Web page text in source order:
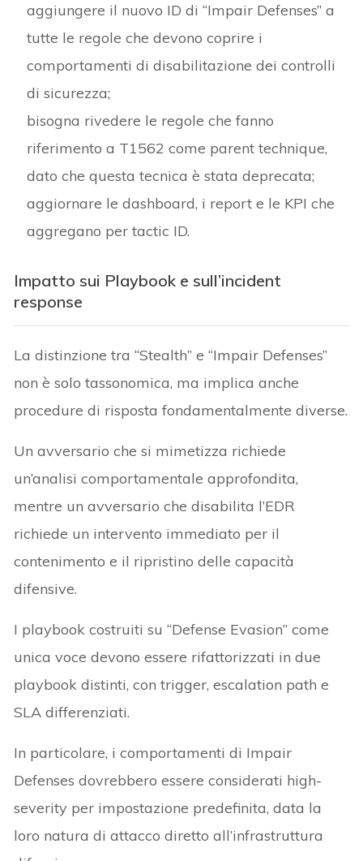
aggiungere il nuovo ID di “Impair Defenses” a
tutte le regole che devono coprire i
comportamenti di disabilitazione dei controlli
di sicurezza;
bisogna rivedere le regole che fanno
riferimento a T1562 come parent technique,
dato che questa tecnica è stata deprecata;
aggiornare le dashboard, i report e le KPI che
aggregano per tactic ID.
Impatto sui Playbook e sull’incident
response
La distinzione tra “Stealth” e “Impair Defenses”
non è solo tassonomica, ma implica anche
procedure di risposta fondamentalmente diverse.
Un avversario che si mimetizza richiede
un’analisi comportamentale approfondita,
mentre un avversario che disabilita l’EDR
richiede un intervento immediato per il
contenimento e il ripristino delle capacità
difensive.
I playbook costruiti su “Defense Evasion” come
unica voce devono essere rifattorizzati in due
playbook distinti, con trigger, escalation path e
SLA differenziati.
In particolare, i comportamenti di Impair
Defenses dovrebbero essere considerati high-
severity per impostazione predefinita, data la
loro natura di attacco diretto all’infrastruttura